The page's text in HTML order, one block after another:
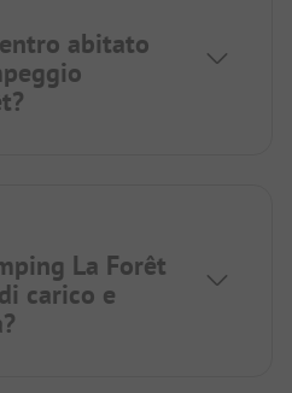
abitato
La Forêt
carico e